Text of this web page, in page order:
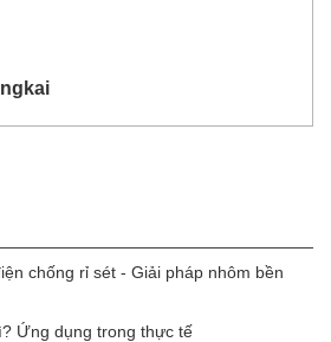
chống rỉ sét - Giải pháp nhôm bền
Ứng dụng trong thực tế